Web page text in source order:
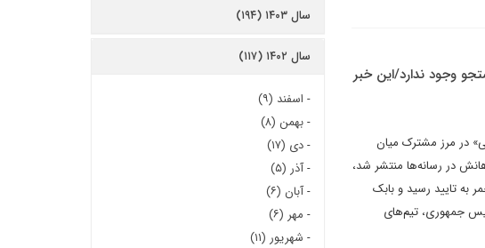
وجود ندارد/این خبر
در مرز مشترک میان
در رسانه‌ها منتشر شد،
تایید رسید و بابک
جمهوری، تیم‌های
سال ۱۴۰۳ (۱۹۴)
سال ۱۴۰۲ (۱۱۷)
- اسفند (۹)
-بهمن (۸)
-دی (۱۷)
-آذر (۵)
-آبان (۶)
- مهر (۶)
- شهریور (۱۱)